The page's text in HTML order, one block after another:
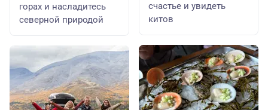
горах и насладитесь
северной природой
счастье и увидеть
китов